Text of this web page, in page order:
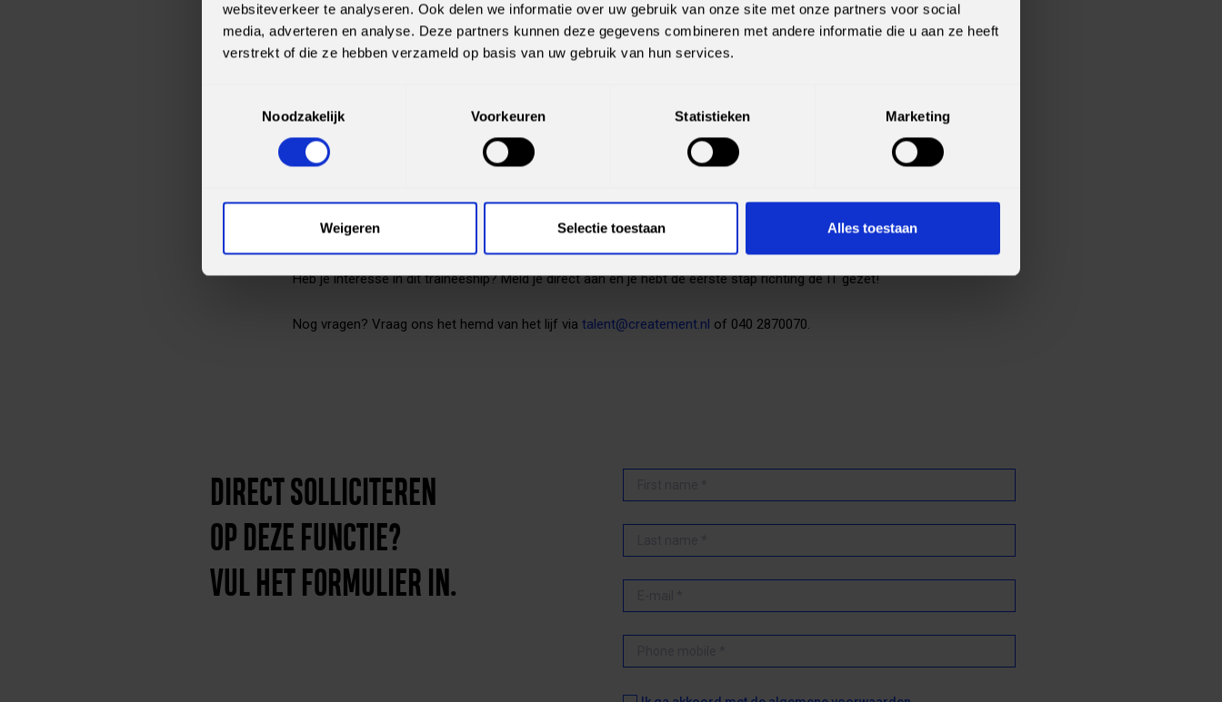
websiteverkeer te analyseren. Ook delen we informatie over uw gebruik van onze site met onze partners voor social
media, adverteren en analyse. Deze partners kunnen deze gegevens combineren met andere informatie die u aan ze heeft
verstrekt of die ze hebben verzameld op basis van uw gebruik van hun services.
Noodzakelijk
Voorkeuren Statistieken Marketing
Weigeren Selectie toestaan Alles toestaan
DIT MOET JE HEBBEN OF KUNNEN
Skills kunnen we samen (door)ontwikkelen. Ervaring of een opleiding in IT is dus niet nodig. Maar het
Gedreven wordt door de ambitie om een supergoede Software Developer te worden,
De Nederlandse taal voldoende beheerst om de trainingen in het Nederlands te volgen en te kunnen
AANMELDEN
Heb je interesse in dit traineeship? Meld je direct aan en je hebt de eerste stap richting de IT gezet!
Nog vragen? Vraag ons het hemd van het lijf via talent@createment.nl of 040 2870070.
DIRECT SOLLICITEREN
OP DEZE FUNCTIE?
VUL HET FORMULIER IN.